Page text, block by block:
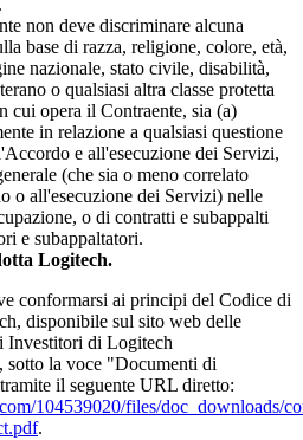
non deve discriminare alcuna
base di razza, religione, colore, età,
nazionale, stato civile, disabilità,
o qualsiasi altra classe protetta
cui opera il Contraente, sia (a)
in relazione a qualsiasi questione
e all'esecuzione dei Servizi,
(che sia o meno correlato
o all'esecuzione dei Servizi) nelle
o di contratti e subappalti
e subappaltatori.
Logitech.
conformarsi ai principi del Codice di
disponibile sul sito web delle
Investitori di Logitech
sotto la voce "Documenti di
il seguente URL diretto:
104539020/files/doc_downloads/
.